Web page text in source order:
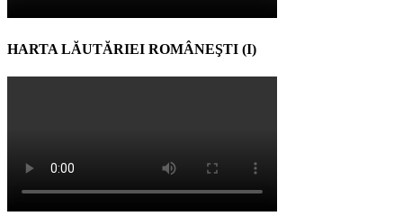
HARTA LĂUTĂRIEI ROMÂNEŞTI (I)